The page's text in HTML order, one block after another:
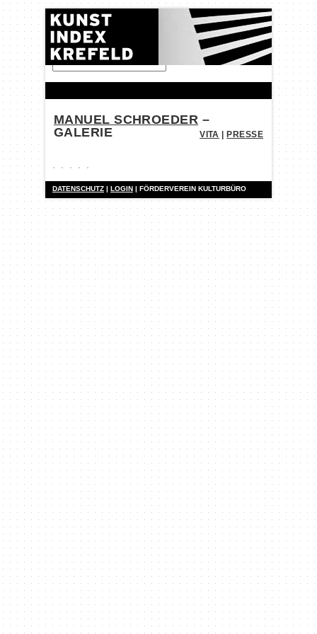
FINDEN:
MANUEL SCHROEDER –
GALERIE
VITA PRESSE
DATENSCHUTZ | LOGIN | FÖRDERVEREIN KULTURBÜRO